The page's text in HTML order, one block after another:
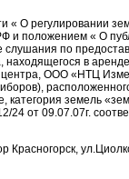
« О регулировании
и положением « О
слушания по
находящегося в
ООО «НТЦ
земель
24 от 09.07.07г.
Красногорск,